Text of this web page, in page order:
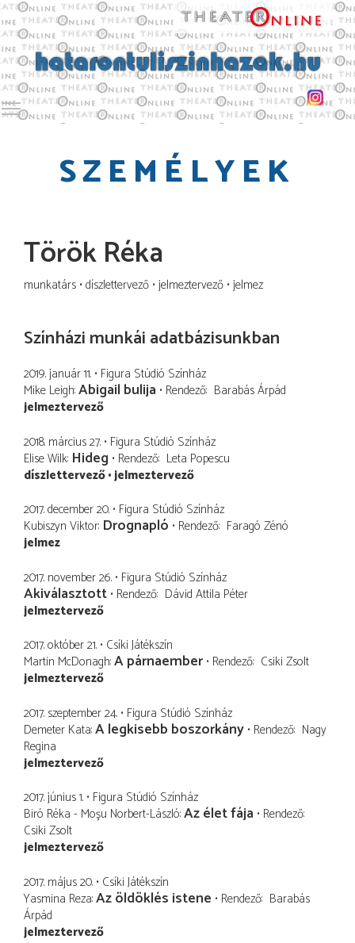
Toggle main menu visibility
SZEMÉLYEK
Török Réka
munkatárs díszlettervező jelmeztervező jelmez
Színházi munkái adatbázisunkban
2019. január 11. Figura Stúdió Színház
Mike Leigh Abigail bulija Rendező Barabás Árpád
jelmeztervező
2018. március 27. Figura Stúdió Színház
Elise Wilk Hideg Rendező Leta Popescu
díszlettervező jelmeztervező
2017. december 20. Figura Stúdió Színház
Kubiszyn Viktor Drognapló Rendező Faragó Zénó
jelmez
2017. november 26. Figura Stúdió Színház
Akiválasztott Rendező Dávid Attila Péter
jelmeztervező
2017. október 21. Csíki Játékszín
Martin McDonagh A párnaember Rendező Csiki Zsolt
jelmeztervező
2017. szeptember 24. Figura Stúdió Színház
Demeter Kata A legkisebb boszorkány Rendező Nagy
Regina
jelmeztervező
2017. június 1. Figura Stúdió Színház
Biró Réka - Moşu Norbert-László Az élet fája Rendező
Csiki Zsolt
jelmeztervező
2017. május 20. Csíki Játékszín
Yasmina Reza Az öldöklés istene Rendező Barabás
Árpád
jelmeztervező